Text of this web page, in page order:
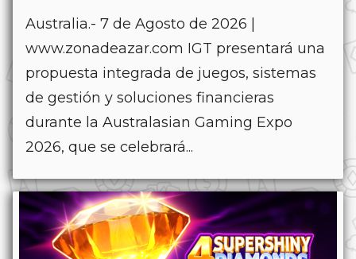
Australia.- 7 de Agosto de 2026 |
www.zonadeazar.com IGT presentará una
propuesta integrada de juegos, sistemas
de gestión y soluciones financieras
durante la Australasian Gaming Expo
2026, que se celebrará...